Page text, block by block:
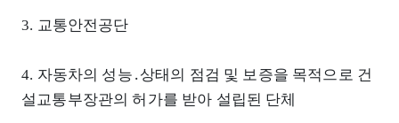
3. 교통안전공단
4. 자동차의 성능․상태의 점검 및 보증을 목적으로 건
설교통부장관의 허가를 받아 설립된 단체